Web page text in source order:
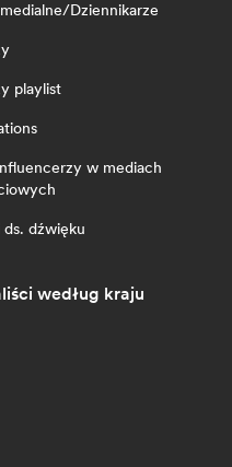
Dziennikarze
playlist
w mediach
ds. dźwięku
według kraju